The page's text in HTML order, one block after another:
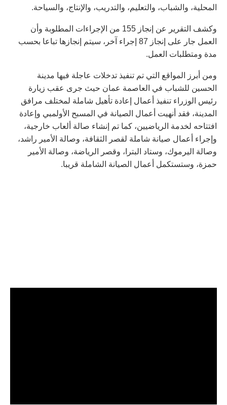
المحلية، والشباب، والتعليم، والتدريب، والإنتاج، والسياحة.
وكشف التقرير عن إنجاز 155 من الإجراءات المطلوبة وأن
العمل جار على إنجاز 87 إجراء آخر، سيتم إنجازها تباعا بحسب
مدة ومتطلبات العمل.
ومن أبرز المواقع التي تم تنفيذ تدخلات عاجلة فيها مدينة
الحسين للشباب في العاصمة عمان حيث جرى عقب زيارة
رئيس الوزراء تنفيذ أعمال إعادة تأهيل شاملة لمختلف مرافق
المدينة، فقد أنهيت أعمال الصيانة في المسبح الأولمبي وإعادة
افتتاحه لخدمة الرياضيين، كما تم إنشاء صالة ألعاب خارجية،
وإجراء أعمال صيانة شاملة لقصر الثقافة، وصالة الأمير راشد،
وصالة اليرموك، وستاد البترا، وقصر الرياضة، وصالة الأمير
حمزة، وستستكمل أعمال الصيانة الشاملة قريبا.